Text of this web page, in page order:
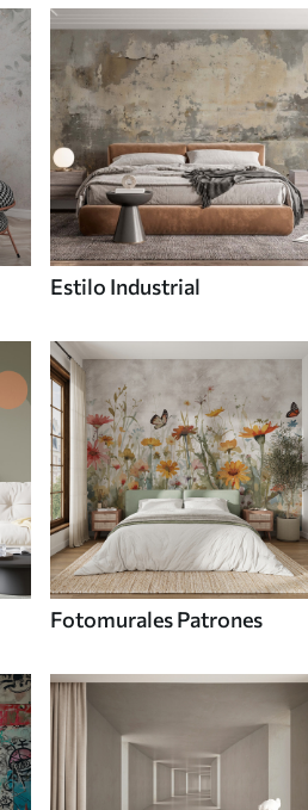
Estilo Industrial
Fotomurales Patrones